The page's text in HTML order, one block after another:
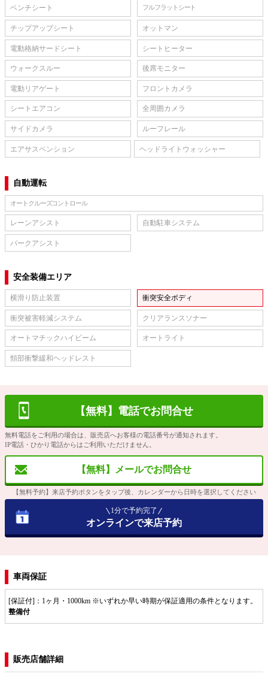
ベンチシート フルフラットシート
チップアップシート オットマン
電動格納サードシート シートヒーター
ウォークスルー 後席モニター
電動リアゲート フロントカメラ
シートエアコン 全周囲カメラ
サイドカメラ ルーフレール
エアサスペンション ヘッドライトウォッシャー
自動運転
オートクルーズコントロール
レーンアシスト 自動駐車システム
パークアシスト
安全装備エリア
横滑り防止装置 衝突安全ボディ
衝突被害軽減システム クリアランスソナー
オートマチックハイビーム オートライト
頸部衝撃緩和ヘッドレスト
【無料】電話でお問合せ
無料電話をご利用の場合は、販売店へお客様の電話番号が通知されます。
IP電話・ひかり電話からはご利用いただけません。
【無料】メールでお問合せ
【無料予約】来店予約ボタンをタップ後、カレンダーから日時を選択してください
1分で予約完了
オンラインで来店予約
車両保証
[保証付]：1ヶ月・1000km ※いずれか早い時期が保証適用の条件となります。
整備付
販売店舗詳細